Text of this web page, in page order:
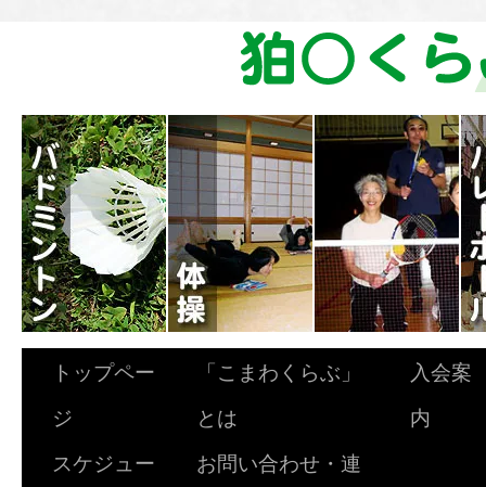
トップペー
ジ
「こまわくらぶ」
とは
入会案
内
スケジュー
お問い合わせ・連